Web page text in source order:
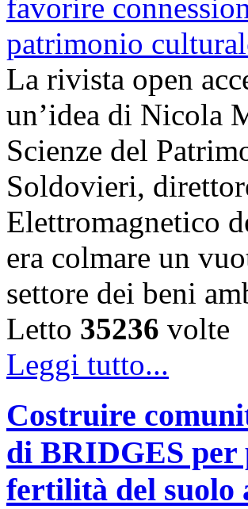
La rivista open
un’idea di Nicola
Scienze del
Soldovieri,
Elettromagnetico
era colmare un
settore dei beni
Letto 35236 volte
Leggi tutto...
Costruire
di BRIDGES per
fertilità del suolo